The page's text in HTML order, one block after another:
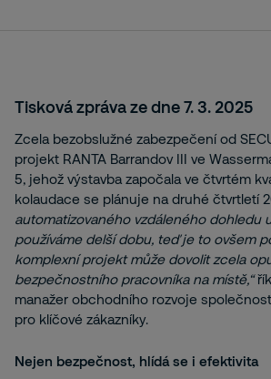
Tisková zpráva ze dne 7. 3. 2025
Zcela bezobslužné zabezpečení od
projekt RANTA Barrandov III ve
5, jehož výstavba započala ve čtvrtém
kolaudace se plánuje na druhé čtvrtletí
automatizovaného vzdáleného dohledu
používáme delší dobu, teď je to ovšem
komplexní projekt může dovolit zcela
bezpečnostního pracovníka na místě,“
manažer obchodního rozvoje
pro klíčové zákazníky.
Nejen bezpečnost, hlídá se i efektivita